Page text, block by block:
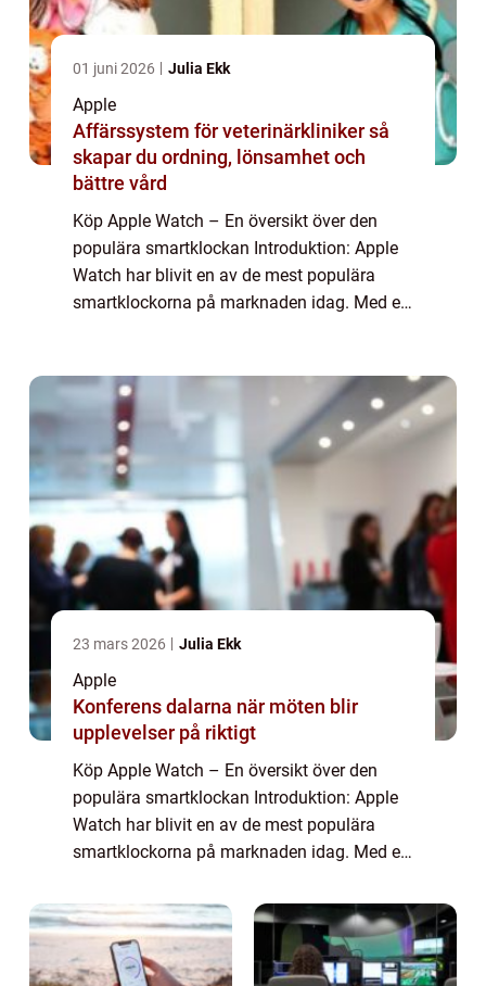
01 juni 2026 Julia Ekk
Apple
Affärssystem för veterinärkliniker så
skapar du ordning, lönsamhet och
bättre vård
Köp Apple Watch – En översikt över den
populära smartklockan Introduktion: Apple
Watch har blivit en av de mest populära
smartklockorna på marknaden idag. Med en
överraskni...
23 mars 2026 Julia Ekk
Apple
Konferens dalarna när möten blir
upplevelser på riktigt
Köp Apple Watch – En översikt över den
populära smartklockan Introduktion: Apple
Watch har blivit en av de mest populära
smartklockorna på marknaden idag. Med en
anpassningsmöjligheter, är det ingen
överraskni...